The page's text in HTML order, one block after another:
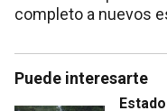
completo a nuevos
Puede interesarte